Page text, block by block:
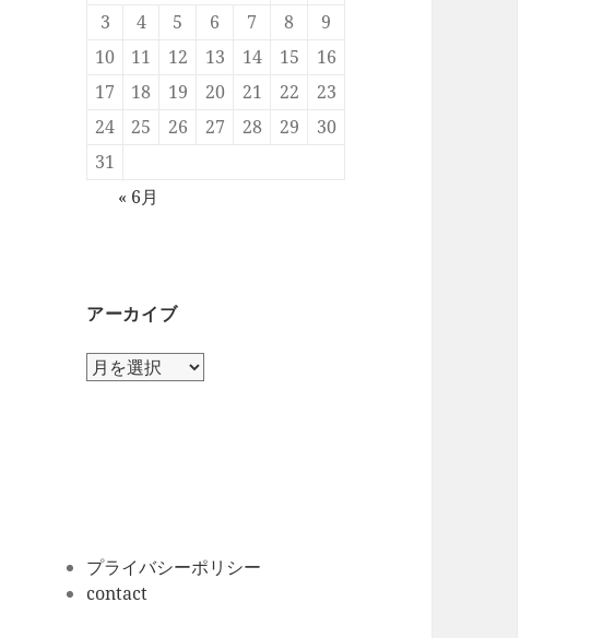
3
4 5 6 7 8
9
10
11 12 13 14 15
16
17
18 19 20 21 22
23
24
25 26 27 28 29
30
31
« 6月
アーカイブ
ア
プライバシーポリシー
contact